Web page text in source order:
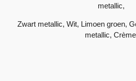
metallic,
Zwart metallic, Wit, Limoen groen,
metallic,